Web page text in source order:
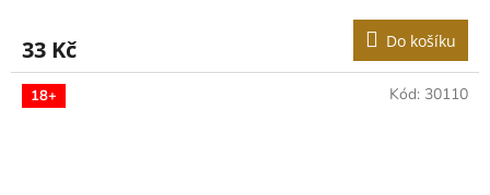
33 Kč Do košíku
18+ Kód: 30110